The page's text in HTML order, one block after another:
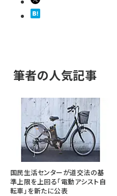
筆者の人気記事
国民生活センターが道交法の基
準上限を上回る「電動アシスト自
転車」を新たに公表